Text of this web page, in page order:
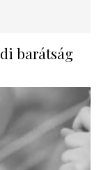
barátság